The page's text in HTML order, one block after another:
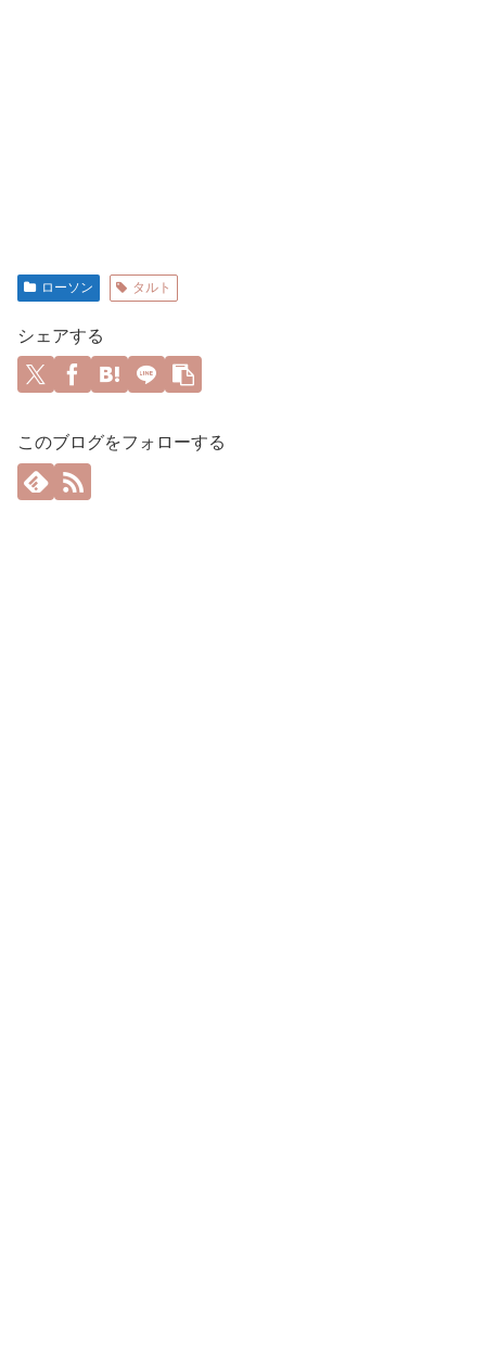
ローソン タルト
シェアする
このブログをフォローする